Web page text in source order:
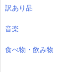
訳あり品
音楽
食べ物・飲み物